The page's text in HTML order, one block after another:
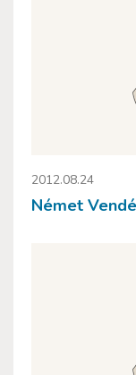
2012.08.24
Német